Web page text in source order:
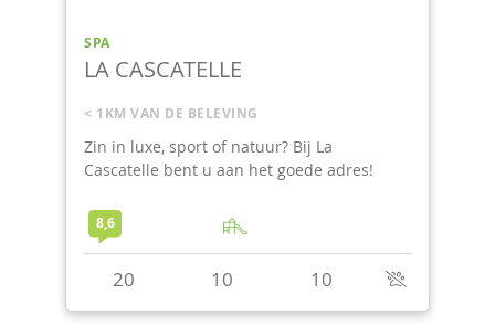
SPA
LA CASCATELLE
< 1KM VAN DE BELEVING
Zin in luxe, sport of natuur? Bij La
Cascatelle bent u aan het goede adres!
8,6
20 10 10